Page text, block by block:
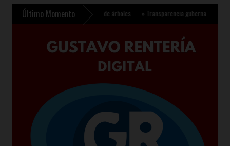
Último Momento
plantar 6.6 millones de árboles » Transparencia gubernamental se fortalece